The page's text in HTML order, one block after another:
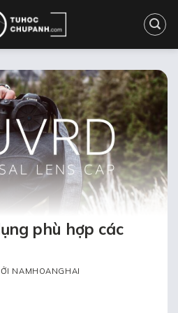
phù hợp các
NAMHOANGHAI